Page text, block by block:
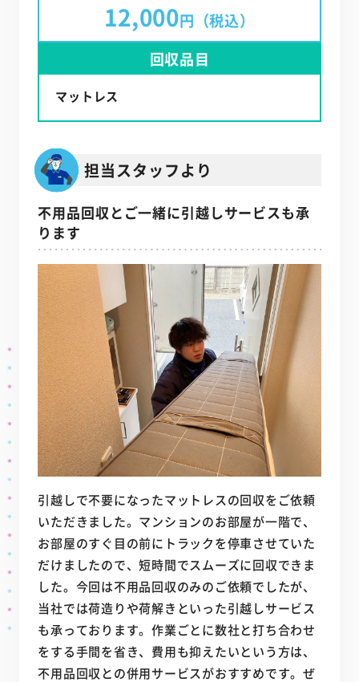
12,000円（税込）
回収品目
マットレス
担当スタッフより
不用品回収とご一緒に引越しサービスも承
ります
引越しで不要になったマットレスの回収をご依頼
いただきました。マンションのお部屋が一階で、
お部屋のすぐ目の前にトラックを停車させていた
だけましたので、短時間でスムーズに回収できま
した。今回は不用品回収のみのご依頼でしたが、
当社では荷造りや荷解きといった引越しサービス
も承っております。作業ごとに数社と打ち合わせ
をする手間を省き、費用も抑えたいという方は、
不用品回収との併用サービスがおすすめです。ぜ